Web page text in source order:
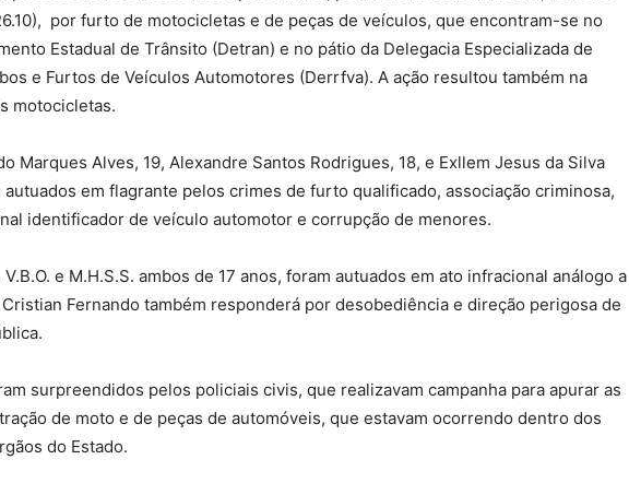
por furto de motocicletas e de peças de veículos, que encontram-se no
Estadual de Trânsito (Detran) e no pátio da Delegacia Especializada de
e Furtos de Veículos Automotores (Derrfva). A ação resultou também na
motocicletas.
Marques Alves, 19, Alexandre Santos Rodrigues, 18, e Exllem Jesus da Silva
autuados em flagrante pelos crimes de furto qualificado, associação criminosa,
identificador de veículo automotor e corrupção de menores.
e M.H.S.S. ambos de 17 anos, foram autuados em ato infracional análogo a
Fernando também responderá por desobediência e direção perigosa de
surpreendidos pelos policiais civis, que realizavam campanha para apurar as
de moto e de peças de automóveis, que estavam ocorrendo dentro dos
do Estado.